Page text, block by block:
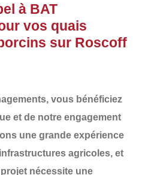
à BAT
vos quais
sur Roscoff
, vous bénéficiez
et de notre engagement
une grande expérience
agricoles, et
nécessite une